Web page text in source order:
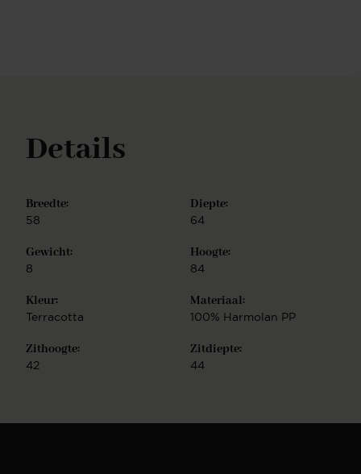
Details
Breedte:
58
Diepte:
64
Gewicht:
8
Hoogte:
84
Kleur:
Terracotta
Materiaal:
100% Harmolan PP
Zithoogte:
42
Zitdiepte:
44